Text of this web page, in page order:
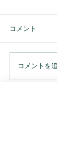
小林ケ
ライブ
コメント
コメントを